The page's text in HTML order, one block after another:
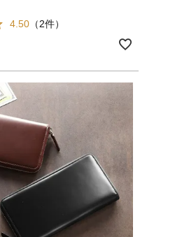
4.50 （2件）